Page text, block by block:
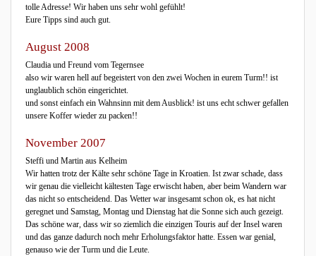
tolle Adresse! Wir haben uns sehr wohl gefühlt!
Eure Tipps sind auch gut.
August 2008
Claudia und Freund vom Tegernsee
also wir waren hell auf begeistert von den zwei Wochen in eurem Turm!! ist
unglaublich schön eingerichtet.
und sonst einfach ein Wahnsinn mit dem Ausblick! ist uns echt schwer gefallen
unsere Koffer wieder zu packen!!
November 2007
Steffi und Martin aus Kelheim
Wir hatten trotz der Kälte sehr schöne Tage in Kroatien. Ist zwar schade, dass
wir genau die vielleicht kältesten Tage erwischt haben, aber beim Wandern war
das nicht so entscheidend. Das Wetter war insgesamt schon ok, es hat nicht
geregnet und Samstag, Montag und Dienstag hat die Sonne sich auch gezeigt.
Das schöne war, dass wir so ziemlich die einzigen Touris auf der Insel waren
und das ganze dadurch noch mehr Erholungsfaktor hatte. Essen war genial,
genauso wie der Turm und die Leute.